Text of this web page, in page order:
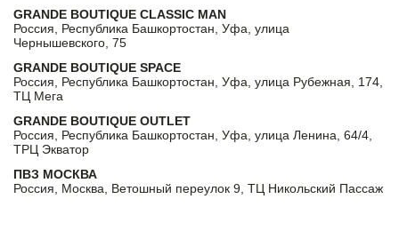
GRANDE BOUTIQUE CLASSIC MAN
Россия, Республика Башкортостан, Уфа, улица
Чернышевского, 75
GRANDE BOUTIQUE SPACE
Россия, Республика Башкортостан, Уфа, улица Рубежная, 174,
ТЦ Мега
GRANDE BOUTIQUE OUTLET
Россия, Республика Башкортостан, Уфа, улица Ленина, 64/4,
ТРЦ Экватор
ПВЗ МОСКВА
Россия, Москва, Ветошный переулок 9, ТЦ Никольский Пассаж